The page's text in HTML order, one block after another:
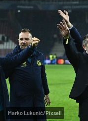
Marko Lukunić/Pixsell